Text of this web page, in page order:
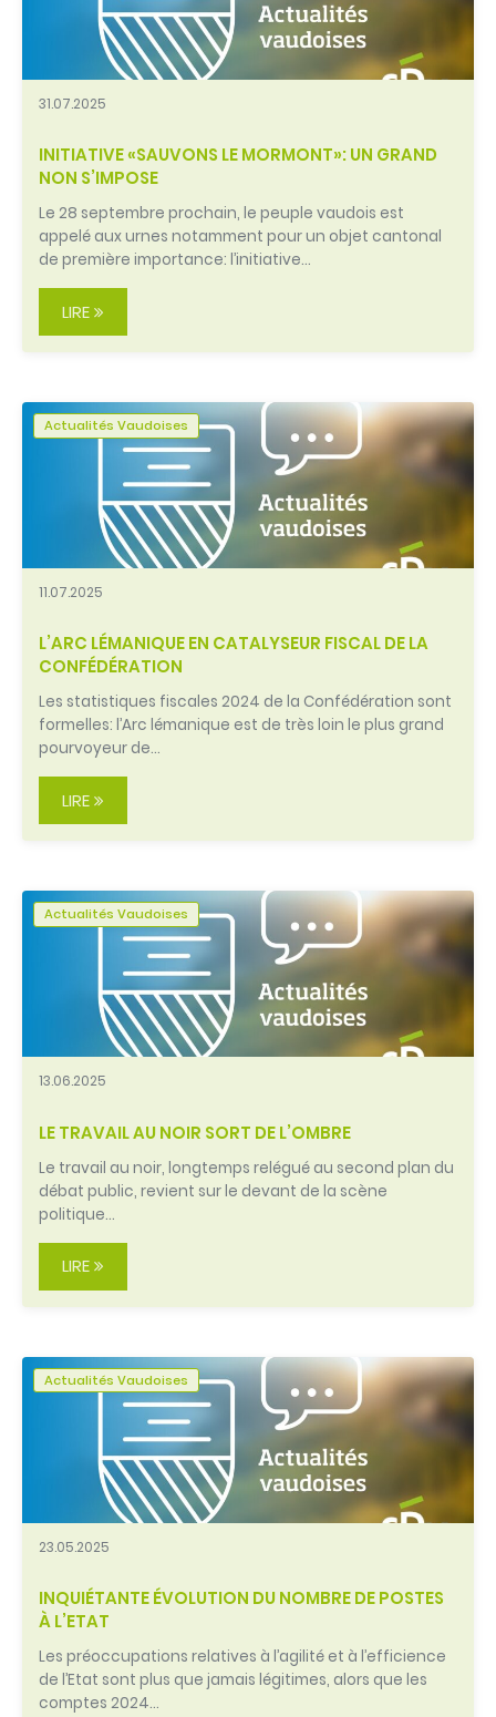
31.07.2025
INITIATIVE «SAUVONS LE MORMONT»: UN GRAND
NON S’IMPOSE
Le 28 septembre prochain, le peuple vaudois est
appelé aux urnes notamment pour un objet cantonal
de première importance: l’initiative…
LIRE
Actualités Vaudoises
11.07.2025
L’ARC LÉMANIQUE EN CATALYSEUR FISCAL DE LA
CONFÉDÉRATION
Les statistiques fiscales 2024 de la Confédération sont
formelles: l’Arc lémanique est de très loin le plus grand
pourvoyeur de…
LIRE
Actualités Vaudoises
13.06.2025
LE TRAVAIL AU NOIR SORT DE L’OMBRE
Le travail au noir, longtemps relégué au second plan du
débat public, revient sur le devant de la scène
politique…
LIRE
Actualités Vaudoises
23.05.2025
INQUIÉTANTE ÉVOLUTION DU NOMBRE DE POSTES
À L’ETAT
Les préoccupations relatives à l’agilité et à l’efficience
de l’Etat sont plus que jamais légitimes, alors que les
comptes 2024…